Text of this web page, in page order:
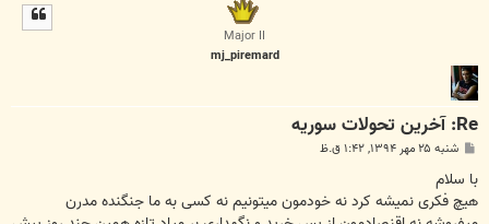
Major II
mj_piremard
Re: آخرين تحولات سوريه
پ
ت
شنبه ۲۵ مهر ۱۳۹۴, ۱:۴۲ ق.ظ
با سلام
هیچ فکری نمیشه کرد نه خودمون میتونیم نه کسی به ما جنگنده مدرن